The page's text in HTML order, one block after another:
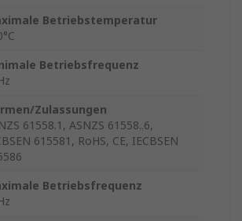
Betriebstemperatur
Betriebsfrequenz
Zulassungen
61558.1, ASNZS 61558..6,
615581, RoHS, CE, IECBSEN
Betriebsfrequenz